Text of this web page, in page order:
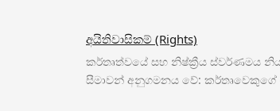
අයිතිවාසිකම් (Rights)
කර්තෘත්වයේ සහ නිෂ්ක්‍රීය ස්වර්ණමය
සීමාවන් අනුගමනය වේ: